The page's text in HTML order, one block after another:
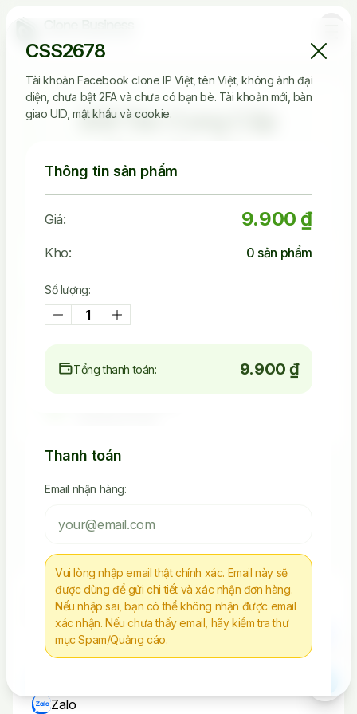
Đối Tác Cung Cấp
Clone Tin Cậy
45.242
CSS2678
Tài khoản Facebook clone IP Việt, tên Việt, không ảnh đại
diện, chưa bật 2FA và chưa có bạn bè. Tài khoản mới, bàn
giao UID, mật khẩu và cookie.
Thông tin sản phẩm
Giá: 9.900 ₫
Kho: 0 sản phẩm
Số lượng:
Tổng thanh toán: 9.900 ₫
Thanh toán
Email nhận hàng:
Vui lòng nhập email thật chính xác. Email này sẽ
được dùng để gửi chi tiết và xác nhận đơn hàng.
Nếu nhập sai, bạn có thể không nhận được email
xác nhận. Nếu chưa thấy email, hãy kiểm tra thư
mục Spam/Quảng cáo.
Chúng tôi không chịu trách nhiệm cho bất kì
hành vi nào sử dụng tài nguyên sai mục đích
Zalo